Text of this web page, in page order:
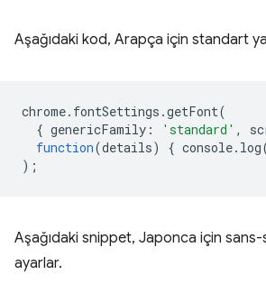
Aşağıdaki kod, Arapça için standart
chrome. fontSettings .getFont(
{ genericFamily : 'standard' ,
function(details) { console. log
);
Aşağıdaki snippet, Japonca için sans-
ayarlar.